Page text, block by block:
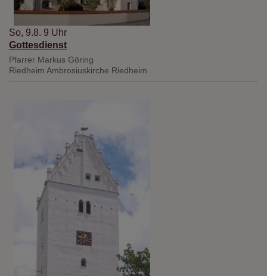
So, 9.8. 9 Uhr
Gottesdienst
Pfarrer Markus Göring
Riedheim Ambrosiuskirche Riedheim